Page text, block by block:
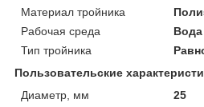
Материал тройника
Рабочая среда
Вода
Тип тройника
Пользовательские
Диаметр, мм
25